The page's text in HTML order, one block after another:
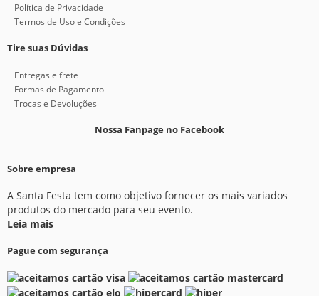
Política de Privacidade
Termos de Uso e Condições
Tire suas Dúvidas
Entregas e frete
Formas de Pagamento
Trocas e Devoluções
Nossa Fanpage no Facebook
Sobre empresa
A Santa Festa tem como objetivo fornecer os mais variados
produtos do mercado para seu evento.
Leia mais
Pague com segurança